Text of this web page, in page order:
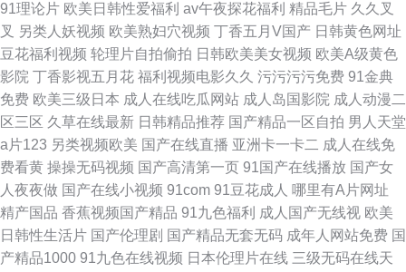
91理论片 欧美日韩性爱福利 av午夜探花福利 精品毛片 久久叉
叉 另类人妖视频 欧美熟妇穴视频 丁香五月V国产 日韩黄色网址
豆花福利视频 轮理片自拍偷拍 日韩欧美美女视频 欧美A级黄色
影院 丁香影视五月花 福利视频电影久久 污污污污免费 91金典
免费 欧美三级日本 成人在线吃瓜网站 成人岛国影院 成人动漫二
区三区 久草在线最新 日韩精品推荐 国产精品一区自拍 男人天堂
a片123 另类视频欧美 国产在线直播 亚洲卡一卡二 成人在线免
费看黄 操操无码视频 国产高清第一页 91国产在线播放 国产女
人夜夜做 国产在线小视频 91com 91豆花成人 哪里有A片网址
精产国品 香蕉视频国产精品 91九色福利 成人国产无线视 欧美
日韩性生活片 国产伦理剧 国产精品无套无码 成年人网站免费 国
产精品1000 91九色在线视频 日本伦理片在线 三级无码在线天